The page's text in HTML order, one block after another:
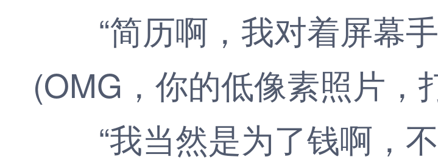
“简历啊，我对着屏幕手
(OMG，你的低像素照片
“我当然是为了钱啊，不